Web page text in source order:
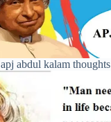
apj abdul kalam thoughts